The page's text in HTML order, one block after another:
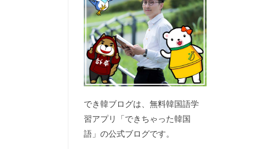
でき韓ブログは、無料韓国語学
習アプリ「できちゃった韓国
語」の公式ブログです。